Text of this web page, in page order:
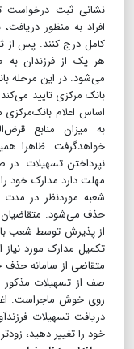
افراد به منظور
کامل درج کنند. پس از
می‌شود. در این مرحله
بانک مرکزی تایید می‌کند
اساس اعلام
به میزان منابع
خواهدگرفت. ظاهرا
مهلت دارد مدارک خود
شعبه موردنظر در مدت
حذف می‌شود. متقاضیان
تکمیل مدارک مورد
متقاضی از سامانه حذف
صف از تسهیلات مذکور
روی خوش ماجراست.
دریافت تسهیلات
خود را تغییر دهید،